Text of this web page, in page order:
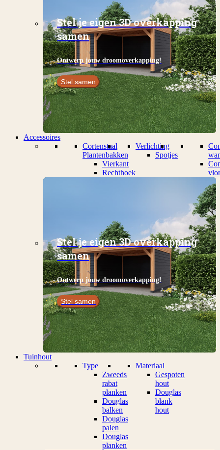
Stel je eigen 3D overkapping
samen
Ontwerp jouw droomoverkapping!
Stel samen
Accessoires
Cortenstaal
Plantenbakken
Vierkant
Rechthoek
Verlichting
Spotjes
Stel je eigen 3D overkapping
samen
Ontwerp jouw droomoverkapping!
Stel samen
Tuinhout
Type
Zweeds
rabat
planken
Douglas
balken
Douglas
palen
Douglas
planken
Materiaal
Gespoten
hout
Douglas
blank
hout